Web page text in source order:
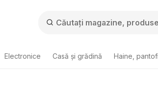
Electronice Casă și grădină Haine,